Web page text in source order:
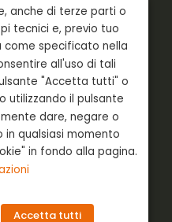
anche di terze parti o
tecnici e, previo tuo
come specificato nella
all'uso di tali
"Accetta tutti" o
utilizzando il pulsante
dare, negare o
in qualsiasi momento
in fondo alla pagina.
Accetta tutti